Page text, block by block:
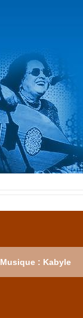
Musique : Kabyle